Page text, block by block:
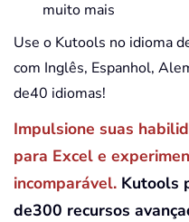
muito mais
Use o Kutools no idioma
com Inglês, Espanhol,
de40 idiomas!
Impulsione suas
para Excel e
incomparável. Kutools
de300 recursos